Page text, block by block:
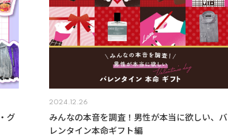
グ
2024.12.26
みんなの本音を調査！男性が本当に欲しい、バ
レンタイン本命ギフト編